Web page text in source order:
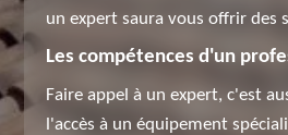
un expert saura vous offrir des
Les compétences d'un
Faire appel à un expert, c'est
l'accès à un équipement